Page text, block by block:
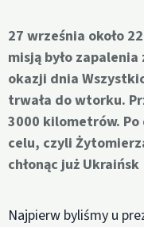
27 września około
misją było
okazji dnia
trwała do wtorku.
3000 kilometrów.
celu, czyli
chłonąc już Ukraińsk
Najpierw byliśmy u